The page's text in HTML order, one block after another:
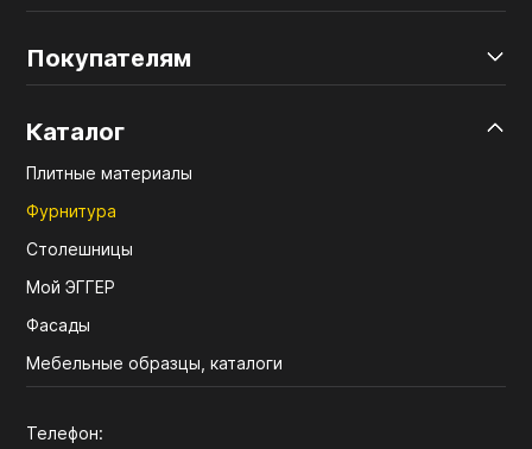
Покупателям
Каталог
Плитные материалы
Фурнитура
Столешницы
Мой ЭГГЕР
Фасады
Мебельные образцы, каталоги
Телефон: